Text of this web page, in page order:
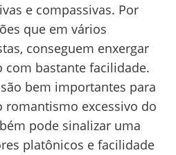
e compassivas. Por
que em vários
conseguem enxergar
com bastante facilidade.
bem importantes para
romantismo excessivo do
pode sinalizar uma
platônicos e facilidade